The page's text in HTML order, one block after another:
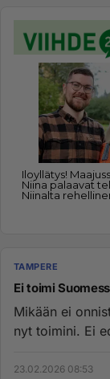
TAMPERE
Ei toimi
Mikään ei
nyt toimini. Ei edes mehua saada enää. Omenat
23.02.2026 08:53